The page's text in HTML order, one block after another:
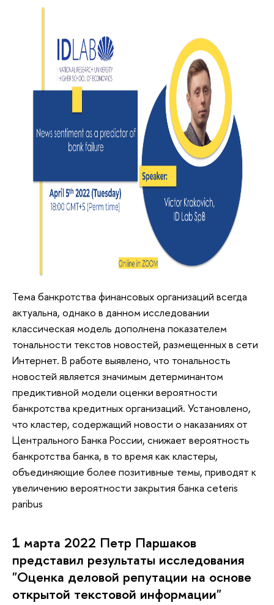
Тема банкротства финансовых организаций всегда
актуальна, однако в данном исследовании
классическая модель дополнена показателем
тональности текстов новостей, размещенных в сети
Интернет. В работе выявлено, что тональность
новостей является значимым детерминантом
предиктивной модели оценки вероятности
банкротства кредитных организаций. Установлено,
что кластер, содержащий новости о наказаниях от
Центрального Банка России, снижает вероятность
банкротства банка, в то время как кластеры,
объединяющие более позитивные темы, приводят к
увеличению вероятности закрытия банка ceteris
paribus
1 марта 2022 Петр Паршаков
представил результаты исследования
"Оценка деловой репутации на основе
открытой текстовой информации"